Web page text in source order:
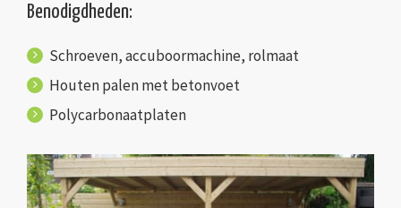
Benodigdheden:
Schroeven, accuboormachine, rolmaat
Houten palen met betonvoet
Polycarbonaatplaten